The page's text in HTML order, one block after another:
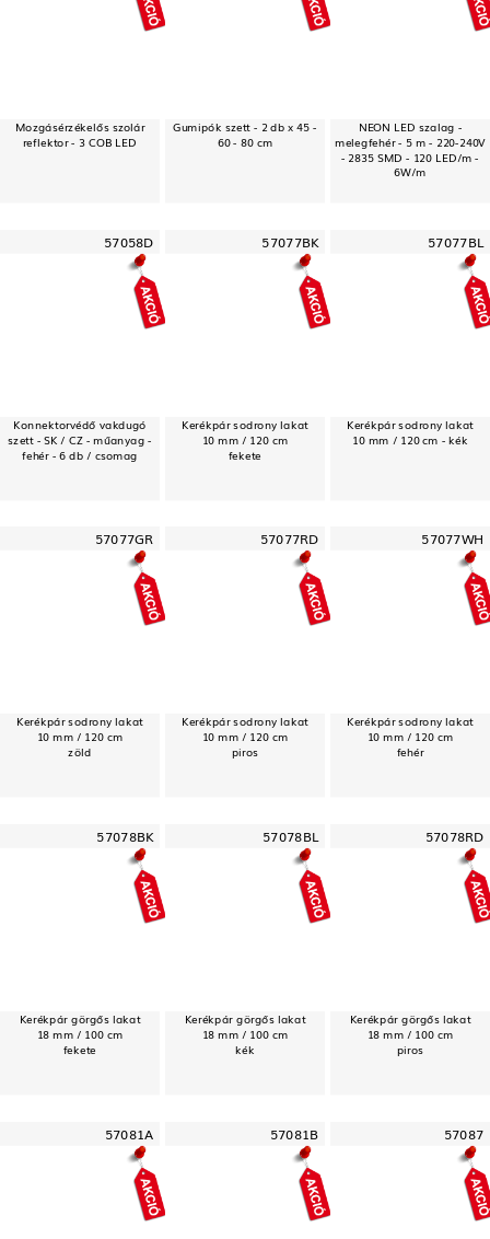
Mozgásérzékelős szolár
reflektor - 3 COB LED
Gumipók szett - 2 db x 45 -
60 - 80 cm
NEON LED szalag -
melegfehér - 5 m - 220-240V
- 2835 SMD - 120 LED/m -
6W/m
57058D
Konnektorvédő vakdugó
szett - SK / CZ - műanyag -
fehér - 6 db / csomag
57077BK
Kerékpár sodrony lakat
10 mm / 120 cm
fekete
57077BL
Kerékpár sodrony lakat
10 mm / 120 cm - kék
57077GR
Kerékpár sodrony lakat
10 mm / 120 cm
zöld
57077RD
Kerékpár sodrony lakat
10 mm / 120 cm
piros
57077WH
Kerékpár sodrony lakat
10 mm / 120 cm
fehér
57078BK
Kerékpár görgős lakat
18 mm / 100 cm
fekete
57078BL
Kerékpár görgős lakat
18 mm / 100 cm
kék
57078RD
Kerékpár görgős lakat
18 mm / 100 cm
piros
57081A 57081B 57087